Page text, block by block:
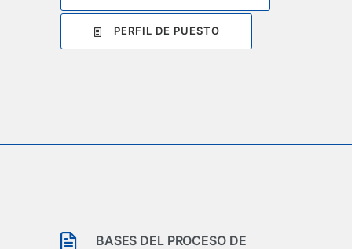
PERFIL DE PUESTO
BASES DEL PROCESO DE